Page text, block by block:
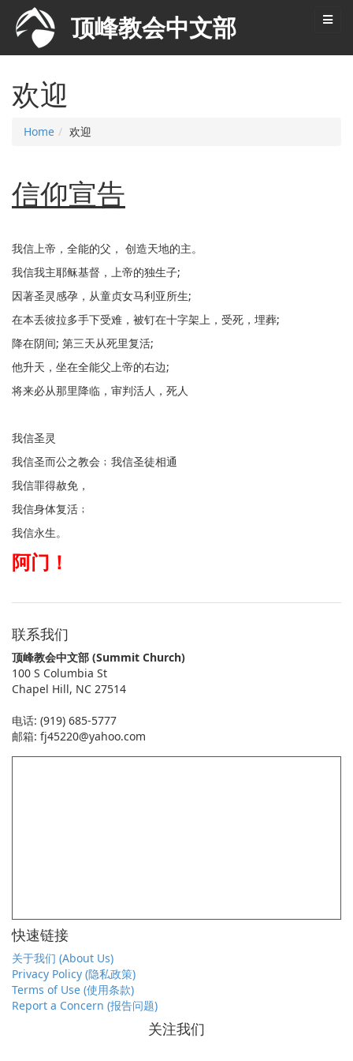
欢迎
Home 欢迎
信仰宣告
我信上帝，全能的父， 创造天地的主。
我信我主耶稣基督，上帝的独生子;
因著圣灵感孕，从童贞女马利亚所生;
在本丢彼拉多手下受难，被钉在十字架上，受死，埋葬;
降在阴间; 第三天从死里复活;
他升天，坐在全能父上帝的右边;
将来必从那里降临，审判活人，死人
我信圣灵
我信圣而公之教会﹔我信圣徒相通
我信罪得赦免，
我信身体复活﹔
我信永生。
阿门！
联系我们
顶峰教会中文部 (Summit Church)
100 S Columbia St
Chapel Hill, NC 27514
电话: (919) 685-5777
邮箱: fj45220@yahoo.com
快速链接
关于我们 (About Us)
Privacy Policy (隐私政策)
Terms of Use (使用条款)
Report a Concern (报告问题)
关注我们